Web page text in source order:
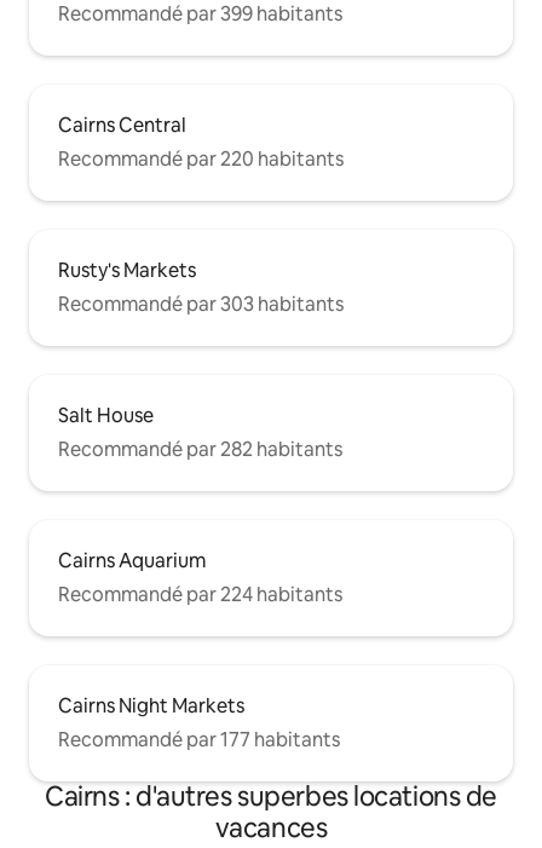
Recommandé par 399 habitants
Cairns Central
Recommandé par 220 habitants
Rusty's Markets
Recommandé par 303 habitants
Salt House
Recommandé par 282 habitants
Cairns Aquarium
Recommandé par 224 habitants
Cairns Night Markets
Recommandé par 177 habitants
Cairns : d'autres superbes locations de
vacances